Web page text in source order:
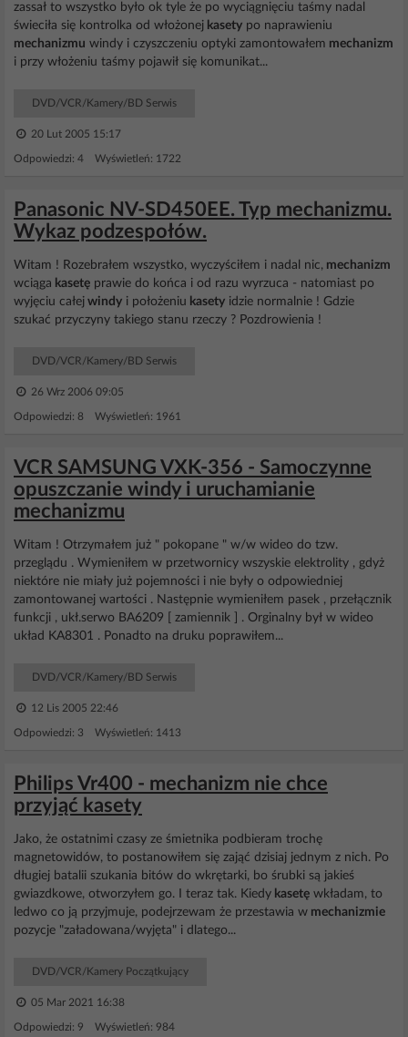
zassał to wszystko było ok tyle że po wyciągnięciu taśmy nadal
świeciła się kontrolka od włożonej kasety po naprawieniu
mechanizmu windy i czyszczeniu optyki zamontowałem mechanizm
i przy włożeniu taśmy pojawił się komunikat...
DVD/VCR/Kamery/BD Serwis
20 Lut 2005 15:17
Odpowiedzi: 4 Wyświetleń: 1722
Panasonic NV-SD450EE. Typ mechanizmu.
Wykaz podzespołów.
Witam ! Rozebrałem wszystko, wyczyściłem i nadal nic, mechanizm
wciąga kasetę prawie do końca i od razu wyrzuca - natomiast po
wyjęciu całej windy i położeniu kasety idzie normalnie ! Gdzie
szukać przyczyny takiego stanu rzeczy ? Pozdrowienia !
DVD/VCR/Kamery/BD Serwis
26 Wrz 2006 09:05
Odpowiedzi: 8 Wyświetleń: 1961
VCR SAMSUNG VXK-356 - Samoczynne
opuszczanie windy i uruchamianie
mechanizmu
Witam ! Otrzymałem już " pokopane " w/w wideo do tzw.
przeglądu . Wymieniłem w przetwornicy wszyskie elektrolity , gdyż
niektóre nie miały już pojemności i nie były o odpowiedniej
zamontowanej wartości . Następnie wymieniłem pasek , przełącznik
funkcji , ukł.serwo BA6209 [ zamiennik ] . Orginalny był w wideo
układ KA8301 . Ponadto na druku poprawiłem...
DVD/VCR/Kamery/BD Serwis
12 Lis 2005 22:46
Odpowiedzi: 3 Wyświetleń: 1413
Philips Vr400 - mechanizm nie chce
przyjąć kasety
Jako, że ostatnimi czasy ze śmietnika podbieram trochę
magnetowidów, to postanowiłem się zająć dzisiaj jednym z nich. Po
długiej batalii szukania bitów do wkrętarki, bo śrubki są jakieś
gwiazdkowe, otworzyłem go. I teraz tak. Kiedy kasetę wkładam, to
ledwo co ją przyjmuje, podejrzewam że przestawia w mechanizmie
pozycje "załadowana/wyjęta" i dlatego...
DVD/VCR/Kamery Początkujący
05 Mar 2021 16:38
Odpowiedzi: 9 Wyświetleń: 984